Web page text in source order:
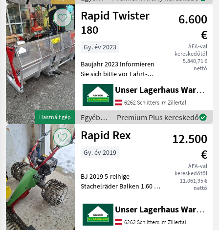
sind gerne für sie erreichbar
oder
mezőgazdasági
erőgépek
/ Rapid
Használt gép
Rapid Twister
180
6.600
€
ÁFA-val
kereskedőtől
5.840,71 €
nettó
Gy. év 2023
Baujahr 2023 Informieren
Sie sich bitte vor Fahrt-
Antritt telefonisch, ob die
von Ihnen angefragte
Maschine aktuell bei uns
am Lager steht. Wir
inserieren auch Mas
Unser Lagerhaus Warenhandelsges.m.b.H.
6262 Schlitters im Zillertal
Egyéb
mezőgazdasági
erőgépek
Premium Plus kereskedő
Rapid Rex
12.500
€
ÁFA-val
kereskedőtől
11.061,95 €
nettó
Gy. év 2019
BJ 2019 5-reihige
Stachelräder Balken 1.60 m
vor Fahrt-Antritt
telefonisch, ob die von
Ihnen angefragte Maschine
Unser Lagerhaus Warenhandelsges.m.b.H.
6262 Schlitters im Zillertal